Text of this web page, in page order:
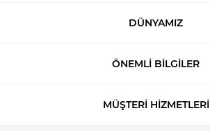
DÜNYAMIZ
ÖNEMLİ BİLGİLER
MÜŞTERİ HİZMETLERİ